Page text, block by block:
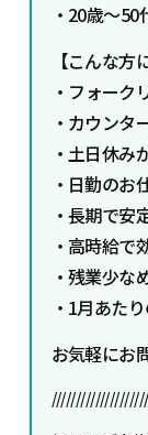
・20歳～
【こんな方
・ フォーク
・カウンタ
・土日休み
・日勤のお
・長期で安
・高時給で
・残業少な
・1月あた
お気軽にお